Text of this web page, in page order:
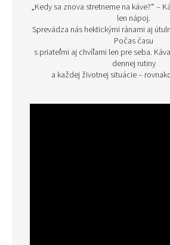
„Kedy sa znova stretneme na káve?“ –
len nápoj.
Sprevádza nás hektickými ránami aj
Počas času
s priateľmi aj chvíľami len pre seba.
dennej rutiny
a každej životnej situácie –